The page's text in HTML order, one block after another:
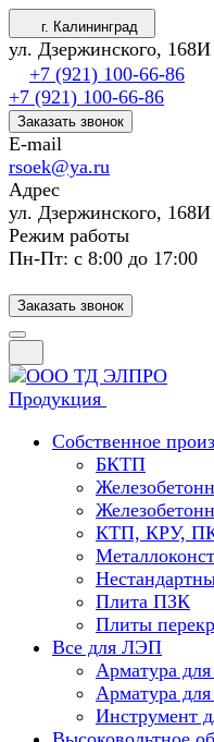
г. Калининград
ул. Дзержинского, 168И
+7 (921) 100-66-86
+7 (921) 100-66-86
Заказать звонок
E-mail
rsoek@ya.ru
Адрес
ул. Дзержинского, 168И
Режим работы
Пн-Пт: с 8:00 до 17:00
Заказать звонок
Продукция
Собственное
БКТП
КТП, КРУ,
Плита ПЗК
Плиты
Все для ЛЭП
Арматура
Арматура
Инструмент